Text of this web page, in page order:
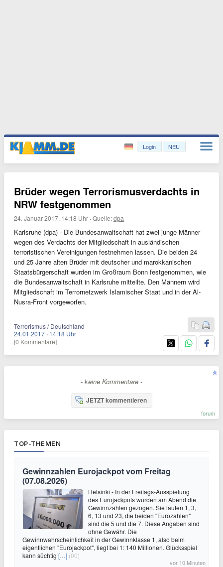
Login NEU
Brüder wegen Terrorismusverdachts in
NRW festgenommen
24. Januar 2017, 14:18 Uhr ·Quelle:dpa
Karlsruhe (dpa) - Die Bundesanwaltschaft hat zwei junge Männer
wegen des Verdachts der Mitgliedschaft in ausländischen
terroristischen Vereinigungen festnehmen lassen. Die beiden 24
und 25 Jahre alten Brüder mit deutscher und marokkanischen
Staatsbürgerschaft wurden im Großraum Bonn festgenommen, wie
die Bundesanwaltschaft in Karlsruhe mitteilte. Den Männern wird
Mitgliedschaft im Terrornetzwerk Islamischer Staat und in der Al-
Nusra-Front vorgeworfen.
Terrorismus / Deutschland
24.01.2017 · 14:18 Uhr
[0 Kommentare]
- keine Kommentare -
JETZT kommentieren
forum
TOP-THEMEN
Gewinnzahlen Eurojackpot vom Freitag
(07.08.2026)
Helsinki - In der Freitags-Ausspielung
des Eurojackpots wurden am Abend die
Gewinnzahlen gezogen. Sie lauten 1, 3,
6, 13 und 23, die beiden "Eurozahlen"
sind die 5 und die 7. Diese Angaben sind
ohne Gewähr. Die
Gewinnwahrscheinlichkeit in der Gewinnklasse 1, also beim
eigentlichen "Eurojackpot", liegt bei 1: 140 Millionen. Glücksspiel
kann süchtig […] (00)
vor 10 Minuten